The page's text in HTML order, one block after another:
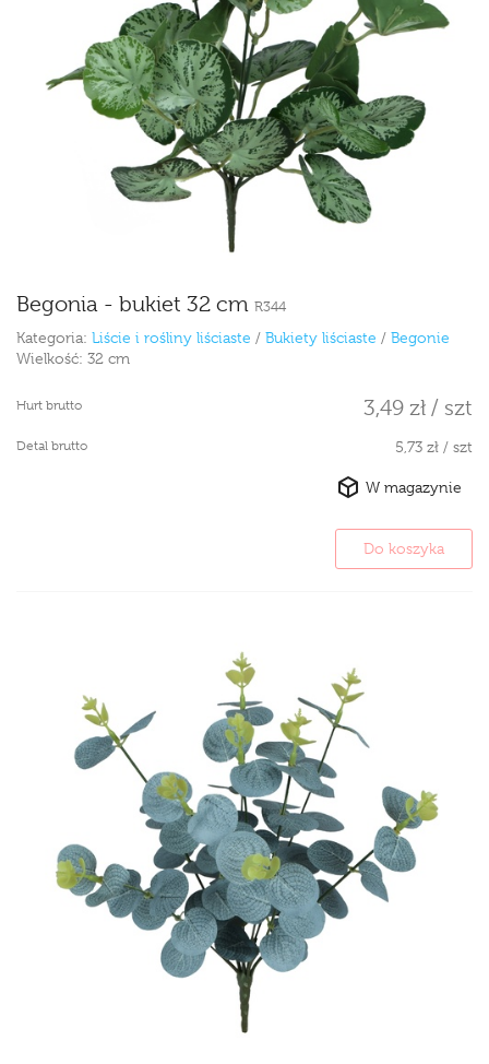
Begonia - bukiet 32 cm R344
Kategoria: Liście i rośliny liściaste / Bukiety liściaste / Begonie
Wielkość: 32 cm
Hurt brutto 3,49 zł / szt
Detal brutto 5,73 zł / szt
W magazynie
Do koszyka